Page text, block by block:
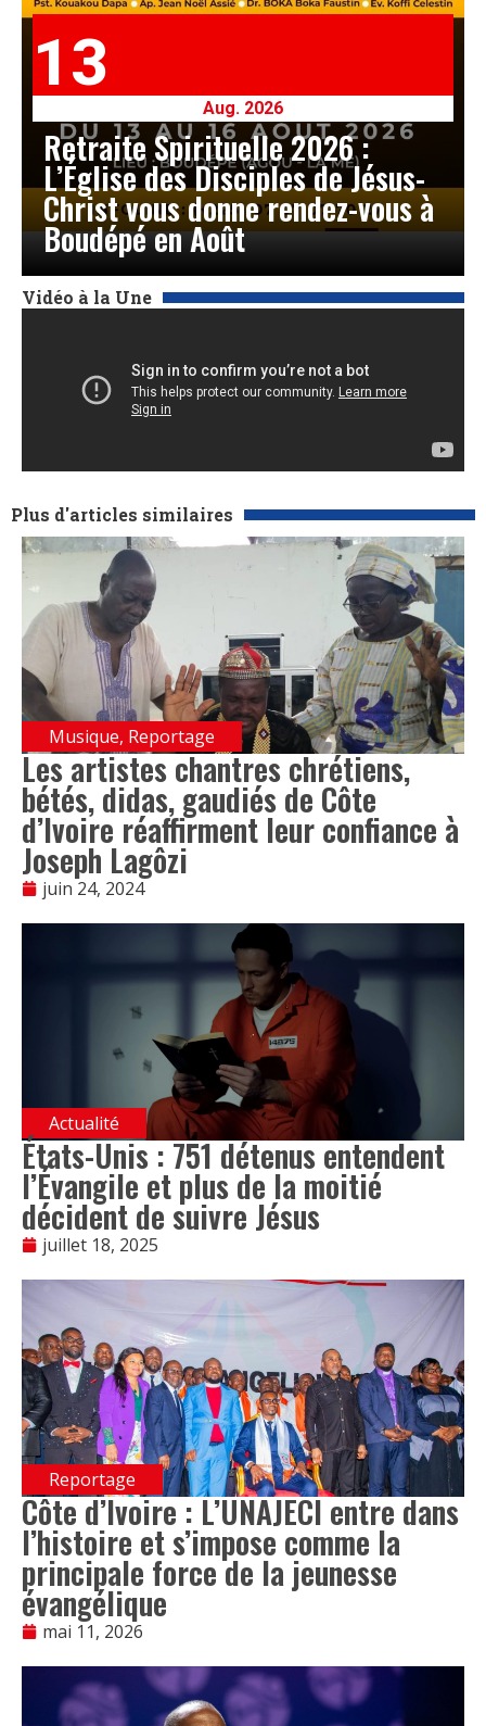
13
Aug. 2026
Retraite Spirituelle 2026 :
L’Église des Disciples de Jésus-
Christ vous donne rendez-vous à
Boudépé en Août
Vidéo à la Une
Plus d'articles similaires
Musique, Reportage
Les artistes chantres chrétiens,
bétés, didas, gaudiés de Côte
d’Ivoire réaffirment leur confiance à
Joseph Lagôzi
juin 24, 2024
Actualité
États-Unis : 751 détenus entendent
l’Évangile et plus de la moitié
décident de suivre Jésus
juillet 18, 2025
Reportage
Côte d’Ivoire : L’UNAJECI entre dans
l’histoire et s’impose comme la
principale force de la jeunesse
évangélique
mai 11, 2026